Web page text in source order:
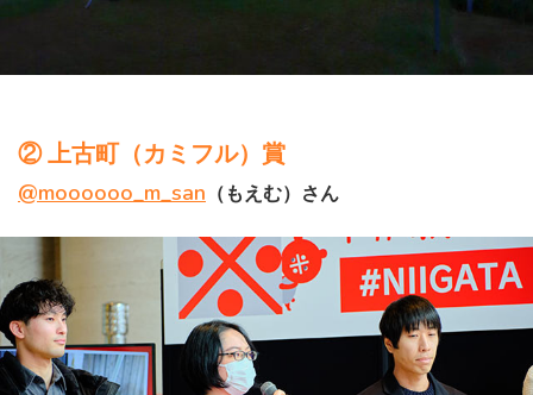
② 上古町（カミフル）賞
@moooooo_m_san （もえむ）さん